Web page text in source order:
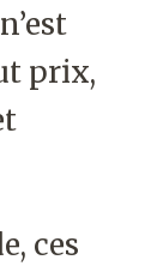
prix,
ces